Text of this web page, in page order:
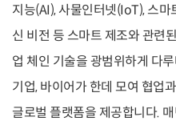
지능(AI), 사물인터넷(IoT), 스마
신 비전 등 스마트 제조와 관련
업 체인 기술을 광범위하게 다
기업, 바이어가 한데 모여 협업
글로벌 플랫폼을 제공합니다.